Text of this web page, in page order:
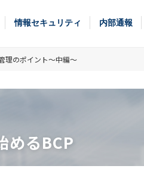
情報セキュリティ 内部通報
理のポイント～中編～
めるBCP